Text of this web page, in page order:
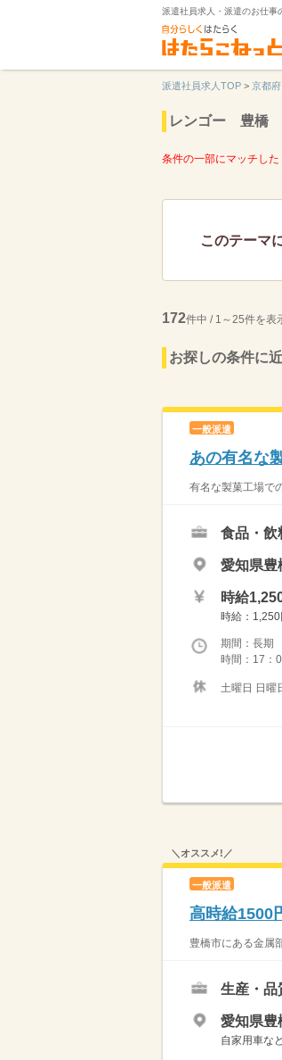
派遣社員求人・派遣のお仕事
派遣社員求人TOP > 京都府
レンゴー 豊橋
条件の一部にマッチし
このテーマ
172件中 / 1～25件を表
お探しの条件に
一般派遣
あの有名な
有名な製菓工場で
食品・飲
愛知県豊
時給
時給：
期間：長
時間：17：
土曜日 日曜
＼オススメ!／
一般派遣
高時給1500
豊橋市にある金属
生産・品
愛知県豊
自家用車な